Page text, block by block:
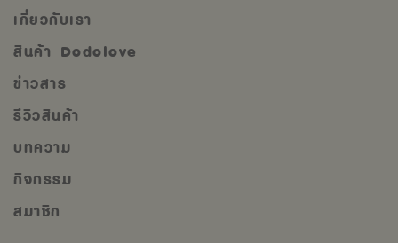
เกี่ยวกับเรา
สินค้า Dodolove
ข่าวสาร
รีวิวสินค้า
บทความ
กิจกรรม
สมาชิก